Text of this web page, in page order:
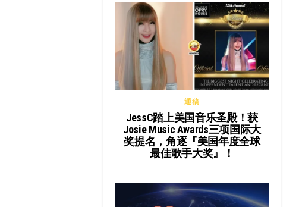
通稿
JessC踏上美国音乐圣殿！获
Josie Music Awards三项国际大
奖提名，角逐『美国年度全球
最佳歌手大奖』！